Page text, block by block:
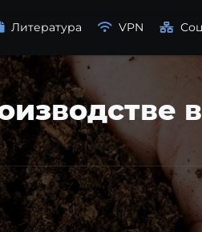
Литература VPN